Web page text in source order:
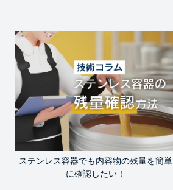
ステンレス容器でも内容物の残量を簡単
に確認したい！